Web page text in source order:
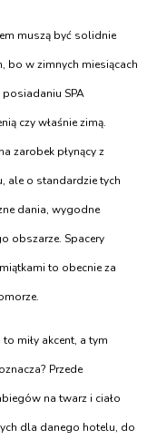
muszą być solidnie
bo w zimnych miesiącach
posiadaniu SPA
czy właśnie zimą.
zarobek płynący z
ale o standardzie tych
dania, wygodne
obszarze. Spacery
to obecnie za
miły akcent, a tym
Przede
na twarz i ciało
dla danego hotelu, do